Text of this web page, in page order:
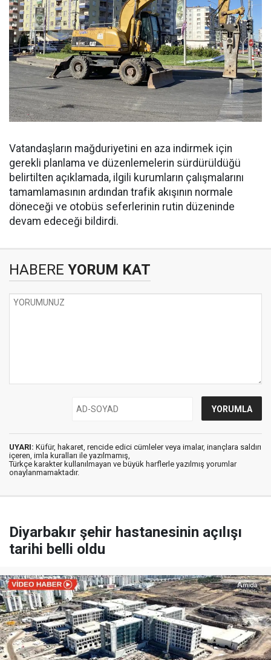
Vatandaşların mağduriyetini en aza indirmek için
gerekli planlama ve düzenlemelerin sürdürüldüğü
belirtilten açıklamada, ilgili kurumların çalışmalarını
tamamlamasının ardından trafik akışının normale
döneceği ve otobüs seferlerinin rutin düzeninde
devam edeceği bildirdi.
HABERE YORUM KAT
UYARI: Küfür, hakaret, rencide edici cümleler veya imalar, inançlara saldırı
içeren, imla kuralları ile yazılmamış,
Türkçe karakter kullanılmayan ve büyük harflerle yazılmış yorumlar
onaylanmamaktadır.
Diyarbakır şehir hastanesinin açılışı
tarihi belli oldu